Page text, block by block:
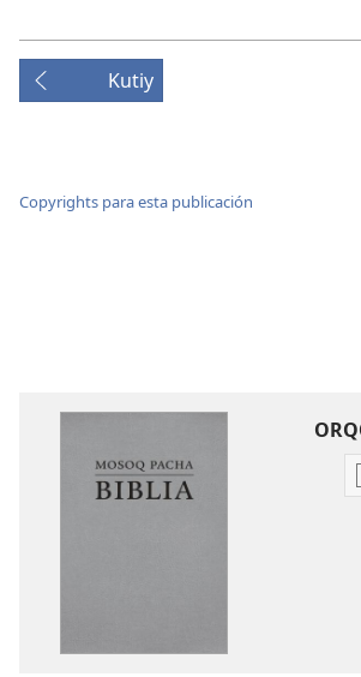
Kutiy
Copyrights para esta publicación